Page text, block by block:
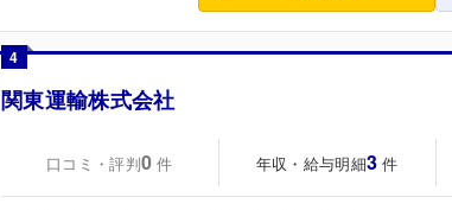
4
関東運輸株式会社
口コミ・評判0 件 年収・給与明細3 件